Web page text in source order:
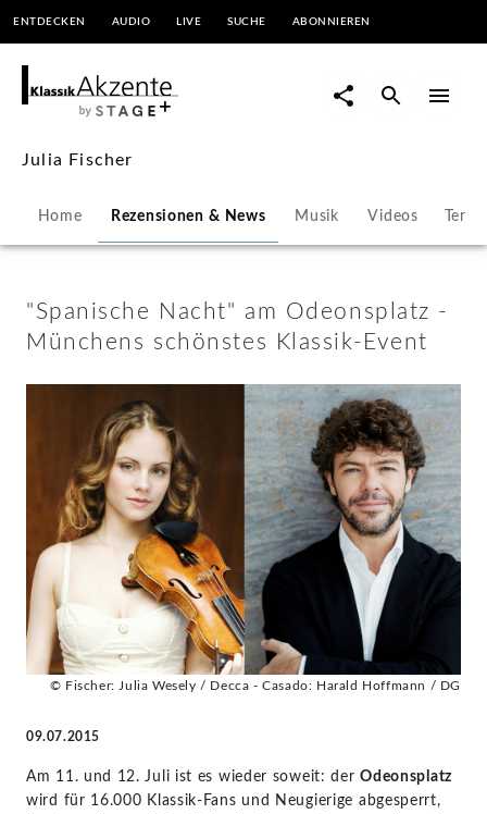
"Spanische
Nacht"
am
Odeonsplatz
-
Münchens
Klassik-
Event
Julia
Fischer
KlassikAkzente
by
ENTDECKEN AUDIO LIVE SUCHE ABONNIEREN
Julia Fischer
Home Rezensionen & News Musik Videos
"Spanische Nacht" am Odeonsplatz -
Münchens schönstes Klassik-Event
© Fischer: Julia Wesely / Decca - Casado: Harald Hoffmann / DG
09.07.2015
Am 11. und 12. Juli ist es wieder soweit: derOdeonsplatz
wird für 16.000 Klassik-Fans und Neugierige abgesperrt,